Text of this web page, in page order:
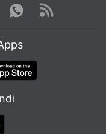
WhatsApp
Rss